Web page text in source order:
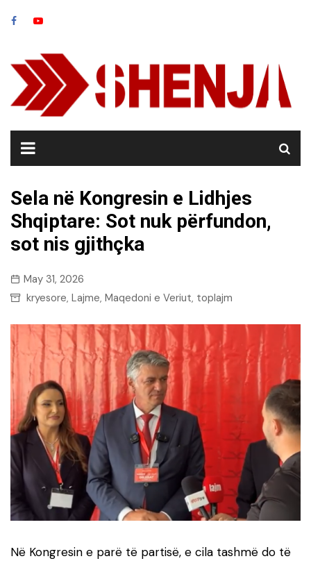
Sela në Kongresin e Lidhjes
Shqiptare: Sot nuk përfundon,
sot nis gjithçka
May 31, 2026
kryesore, Lajme, Maqedoni e Veriut, toplajm
Në Kongresin e parë të partisë, e cila tashmë do të